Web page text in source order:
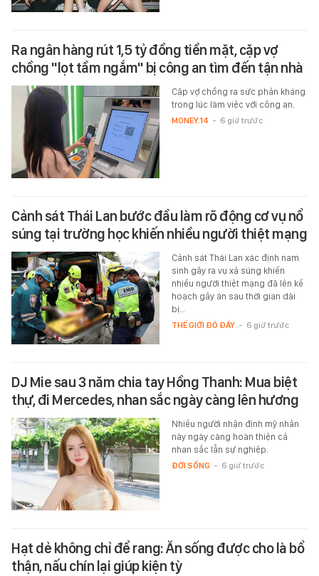
Ra ngân hàng rút 1,5 tỷ đồng tiền mặt, cặp vợ
chồng "lọt tầm ngắm" bị công an tìm đến tận nhà
Cặp vợ chồng ra sức phản kháng
trong lúc làm việc với công an.
MONEY.14 - 6 giờ trước
Cảnh sát Thái Lan bước đầu làm rõ động cơ vụ nổ
súng tại trường học khiến nhiều người thiệt mạng
Cảnh sát Thái Lan xác định nam
sinh gây ra vụ xả súng khiến
nhiều người thiệt mạng đã lên kế
hoạch gây án sau thời gian dài
bị…
THẾ GIỚI ĐÓ ĐÂY - 6 giờ trước
DJ Mie sau 3 năm chia tay Hồng Thanh: Mua biệt
thự, đi Mercedes, nhan sắc ngày càng lên hương
Nhiều người nhận định mỹ nhân
này ngày càng hoàn thiện cả
nhan sắc lẫn sự nghiệp.
ĐỜI SỐNG - 6 giờ trước
Hạt dẻ không chỉ để rang: Ăn sống được cho là bổ
thận, nấu chín lại giúp kiện tỳ